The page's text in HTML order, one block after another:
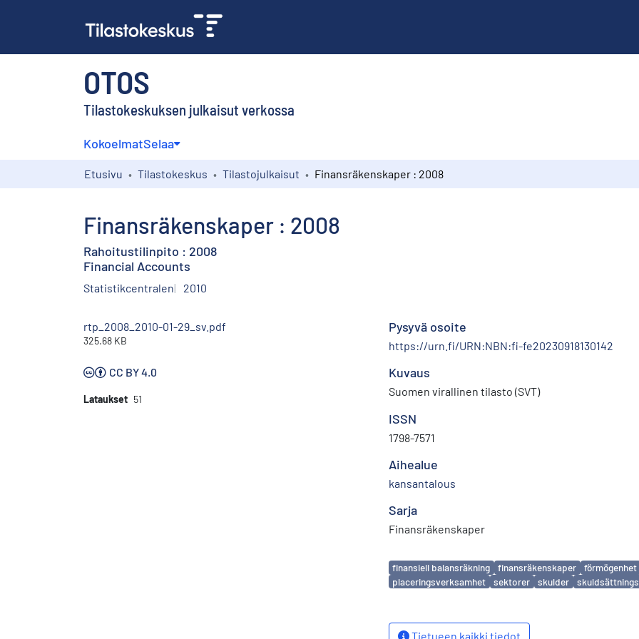
OTOS
Tilastokeskuksen julkaisut verkossa
KokoelmatSelaa
Etusivu Tilastokeskus Tilastojulkaisut Finansräkenskaper : 2008
Finansräkenskaper : 2008
Rahoitustilinpito : 2008
Financial Accounts
Statistikcentralen 2010
rtp_2008_2010-01-29_sv.pdf
325.68 KB
CC BY 4.0
Lataukset 51
Pysyvä osoite
https://urn.fi/URN:NBN:fi-fe20230918130142
Kuvaus
Suomen virallinen tilasto (SVT)
ISSN
1798-7571
Aihealue
kansantalous
Sarja
Finansräkenskaper
Avainsanat
finansiell balansräkning finansräkenskaper förmögenhet
placeringsverksamhet
sektorer skulder
Tietueen kaikki tiedot